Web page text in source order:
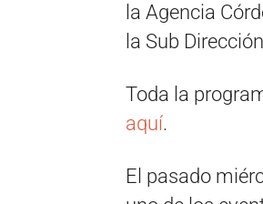
la Agencia
la Sub
Toda la
aquí.
El pasado